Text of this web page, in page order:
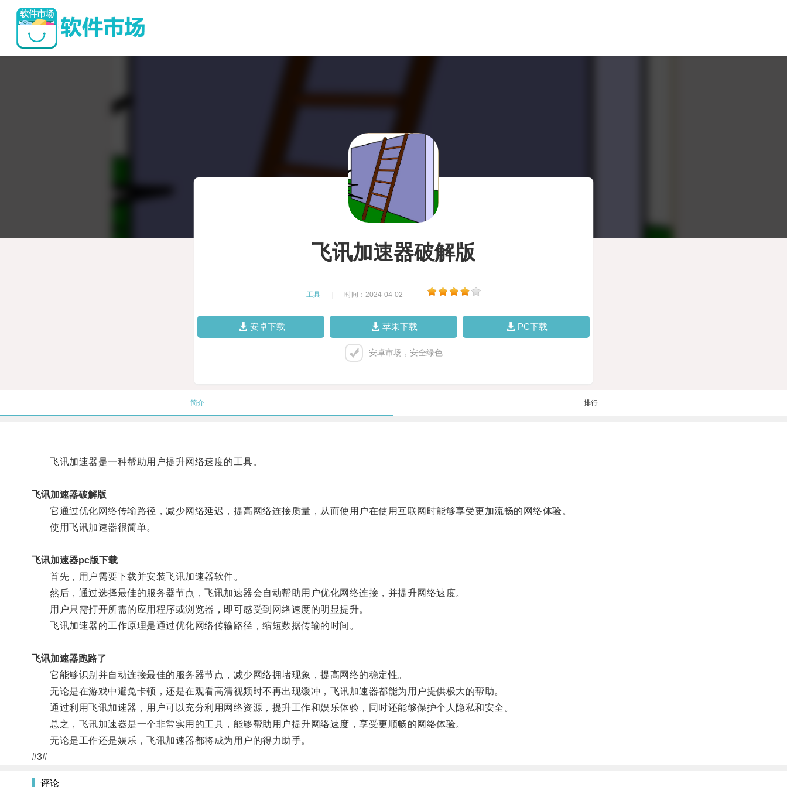
飞讯加速器破解版
工具 时间：2024-04-02
安卓下载 苹果下载 PC下载
安卓市场，安全绿色
简介 排行
飞讯加速器是一种帮助用户提升网络速度的工具。
飞讯加速器破解版
它通过优化网络传输路径，减少网络延迟，提高网络连接质量，从而使用户在使用互联网时能够享受更加流畅的网络体验。
使用飞讯加速器很简单。
飞讯加速器pc版下载
首先，用户需要下载并安装飞讯加速器软件。
然后，通过选择最佳的服务器节点，飞讯加速器会自动帮助用户优化网络连接，并提升网络速度。
用户只需打开所需的应用程序或浏览器，即可感受到网络速度的明显提升。
飞讯加速器的工作原理是通过优化网络传输路径，缩短数据传输的时间。
飞讯加速器跑路了
它能够识别并自动连接最佳的服务器节点，减少网络拥堵现象，提高网络的稳定性。
无论是在游戏中避免卡顿，还是在观看高清视频时不再出现缓冲，飞讯加速器都能为用户提供极大的帮助。
通过利用飞讯加速器，用户可以充分利用网络资源，提升工作和娱乐体验，同时还能够保护个人隐私和安全。
总之，飞讯加速器是一个非常实用的工具，能够帮助用户提升网络速度，享受更顺畅的网络体验。
无论是工作还是娱乐，飞讯加速器都将成为用户的得力助手。
#3#
评论